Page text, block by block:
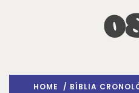
HOME / BÍBLIA